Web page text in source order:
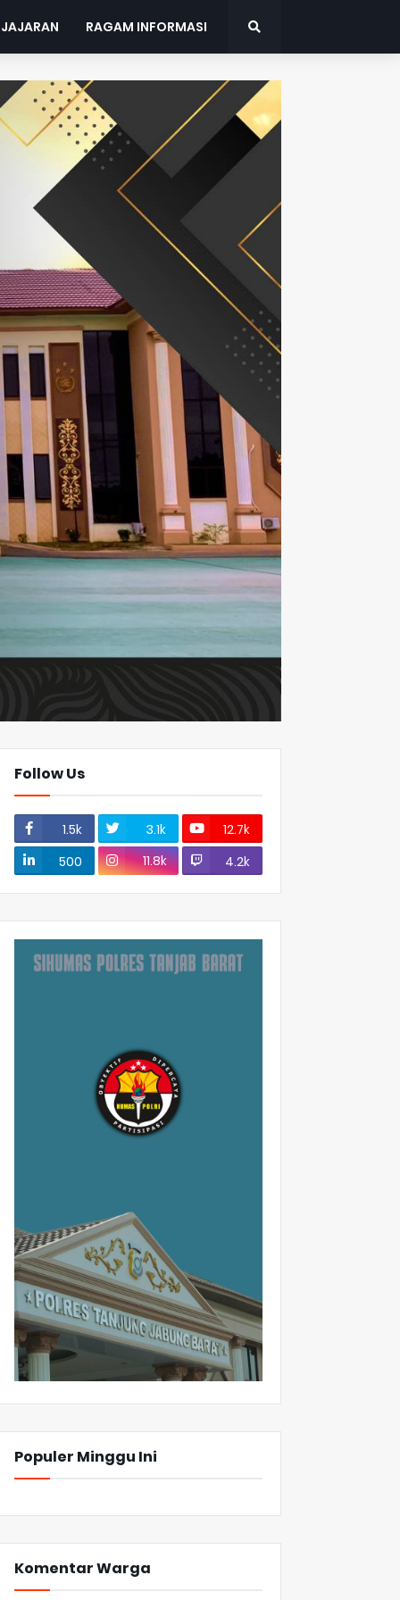
RAGAM INFORMASI
Follow Us
1.5k 3.1k
12.7k
500
11.8k 4.2k
Populer Minggu Ini
Komentar Warga